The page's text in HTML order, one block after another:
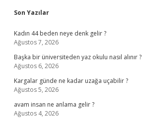
Sidebar
Son Yazılar
Kadın 44 beden neye denk gelir ?
Ağustos 7, 2026
Başka bir üniversiteden yaz okulu nasıl alınır ?
Ağustos 6, 2026
Kargalar günde ne kadar uzağa uçabilir ?
Ağustos 5, 2026
avam insan ne anlama gelir ?
Ağustos 4, 2026